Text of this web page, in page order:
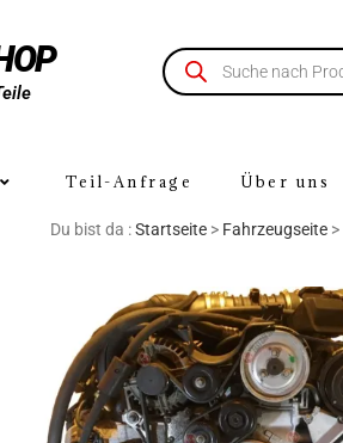
Teil-Anfrage Über uns
Du bist da :Startseite > Fahrzeugseite >